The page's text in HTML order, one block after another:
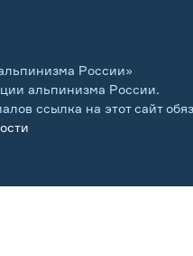
России»
альпинизма России.
ссылка на этот сайт